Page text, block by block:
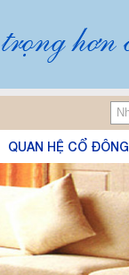
QUAN HỆ CỔ ĐÔNG